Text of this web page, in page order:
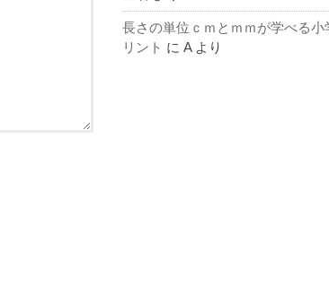
長さの単位ｃｍとｍｍが学べる小
リント に Aより